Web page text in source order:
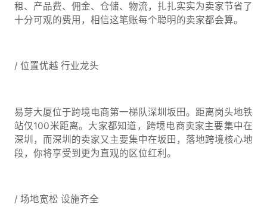
租、产品费、佣金、仓储、物流，扎扎实实为卖家节省了
十分可观的费用，相信这笔账每个聪明的卖家都会算。
/ 位置优越 行业龙头
易芽大厦位于跨境电商第一梯队深圳坂田。距离岗头地铁
站仅100米距离。大家都知道，跨境电商卖家主要集中在
深圳，而深圳的卖家又主要集中在坂田，落地跨境核心地
段，你将享受到更为直观的区位红利。
/ 场地宽松 设施齐全